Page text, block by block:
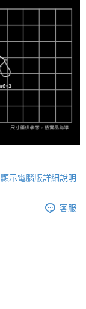
顯示電腦版詳細說明
客服